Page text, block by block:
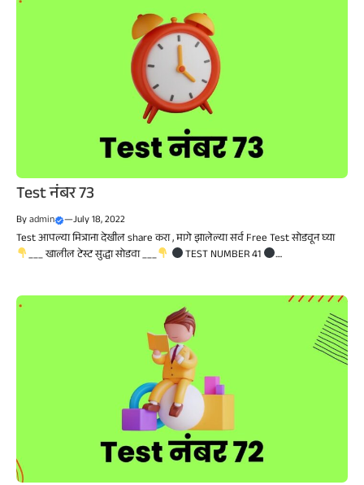
Test नंबर 73
Byadmin —July 18, 2022
Test आपल्या मित्राना देखील share करा , मागे झालेल्या सर्व Free Test सोडवून घ्या
___ खालील टेस्ट सुद्धा सोडवा ___
TEST NUMBER 41 ....